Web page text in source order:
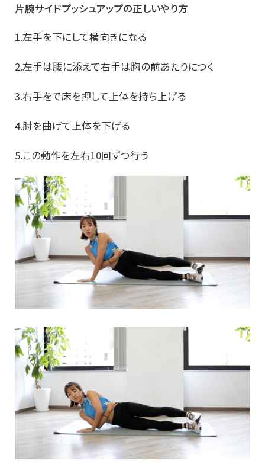
片腕サイドプッシュアップの正しいやり方
1.左手を下にして横向きになる
2.左手は腰に添えて右手は胸の前あたりにつく
3.右手をで床を押して上体を持ち上げる
4.肘を曲げて上体を下げる
5.この動作を左右10回ずつ行う